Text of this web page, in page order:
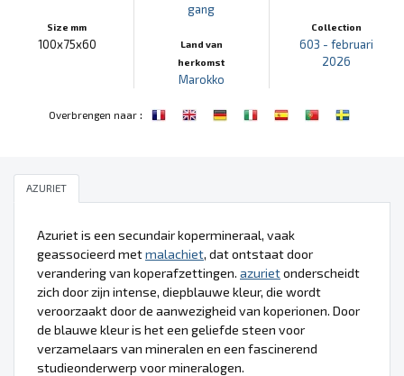
Size mm
100x75x60
gang
Land van
herkomst
Marokko
Collection
603 - februari
2026
Overbrengen naar:
AZURIET
Azuriet is een secundair kopermineraal, vaak
geassocieerd metmalachiet, dat ontstaat door
verandering van koperafzettingen. azurietonderscheidt
zich door zijn intense, diepblauwe kleur, die wordt
veroorzaakt door de aanwezigheid van koperionen. Door
de blauwe kleur is het een geliefde steen voor
verzamelaars van mineralen en een fascinerend
studieonderwerp voor mineralogen.